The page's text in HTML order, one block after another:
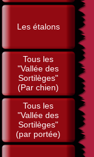
Les étalons
Tous les
"Vallée des
Sortilèges"
(Par chien)
Tous les
"Vallée des
Sortilèges"
(par portée)